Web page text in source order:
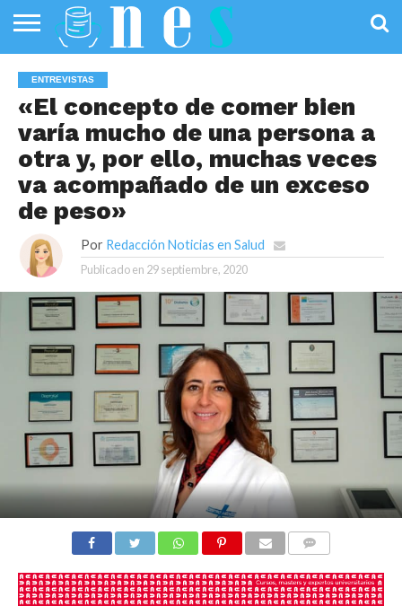
PÚBLICA
SANIDAD
INVESTIGACIÓN
ENTREVISTAS
PROFESIONALES
DE LA SALUD
INFOGRAFÍAS
DE SALUD
OPINIÓN
ENTREVISTAS
«El concepto de comer bien
varía mucho de una persona a
otra y, por ello, muchas veces
va acompañado de un exceso
de peso»
Por Redacción Noticias en Salud
Publicado en 29 septiembre, 2020